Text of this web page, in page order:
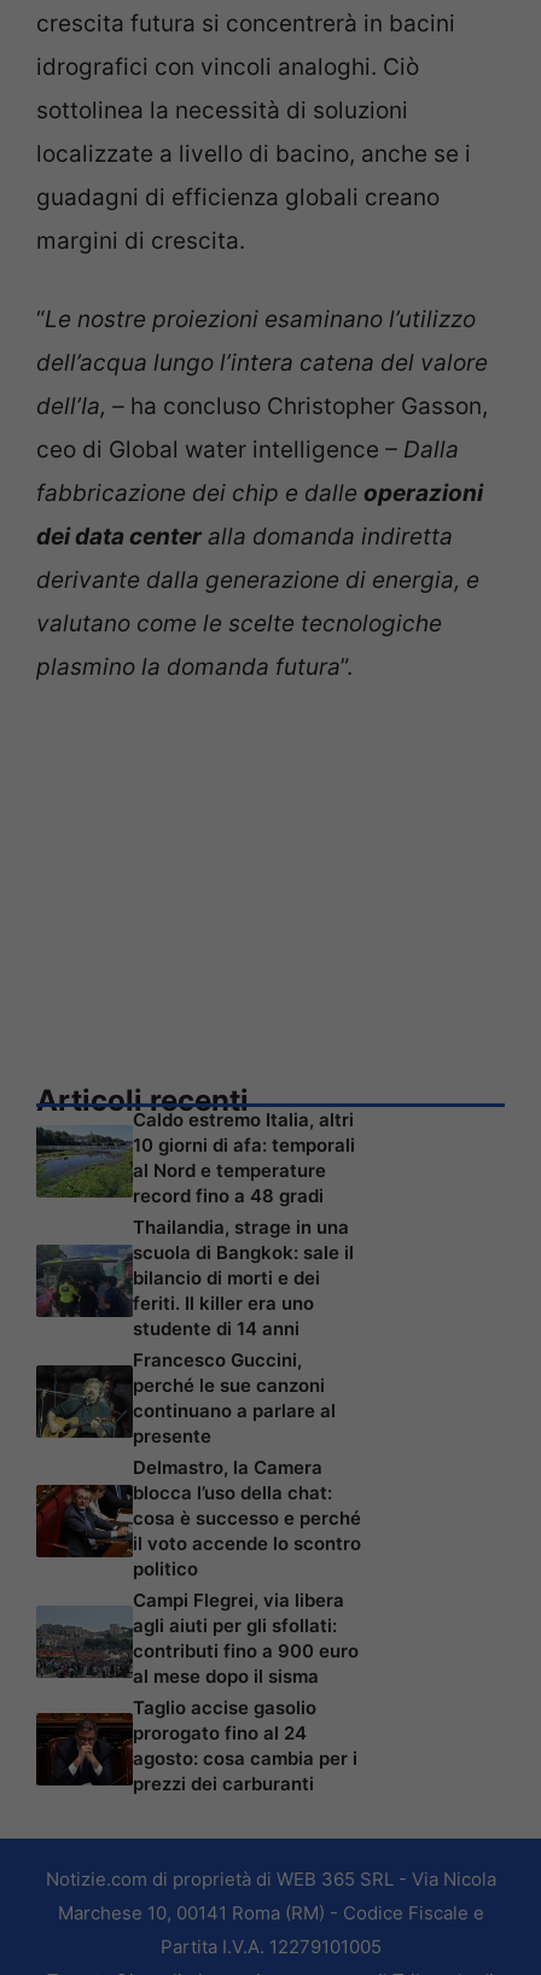
crescita futura si concentrerà in bacini
idrografici con vincoli analoghi. Ciò
sottolinea la necessità di soluzioni
localizzate a livello di bacino, anche se i
guadagni di efficienza globali creano
margini di crescita.
“Le nostre proiezioni esaminano l’utilizzo
dell’acqua lungo l’intera catena del valore
dell’Ia, – ha concluso Christopher Gasson,
ceo di Global water intelligence – Dalla
fabbricazione dei chip e dalle operazioni
dei data center alla domanda indiretta
derivante dalla generazione di energia, e
valutano come le scelte tecnologiche
plasmino la domanda futura”.
Articoli recenti
Caldo estremo Italia, altri
10 giorni di afa: temporali
al Nord e temperature
record fino a 48 gradi
Thailandia, strage in una
scuola di Bangkok: sale il
bilancio di morti e dei
feriti. Il killer era uno
studente di 14 anni
Francesco Guccini,
perché le sue canzoni
continuano a parlare al
presente
Delmastro, la Camera
blocca l’uso della chat:
cosa è successo e perché
il voto accende lo scontro
politico
Campi Flegrei, via libera
agli aiuti per gli sfollati:
contributi fino a 900 euro
al mese dopo il sisma
Taglio accise gasolio
prorogato fino al 24
agosto: cosa cambia per i
prezzi dei carburanti
Notizie.com di proprietà di WEB 365 SRL - Via Nicola
Marchese 10, 00141 Roma (RM) - Codice Fiscale e
Partita I.V.A. 12279101005